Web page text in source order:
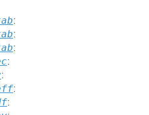
:
:
:
:
:
:
: